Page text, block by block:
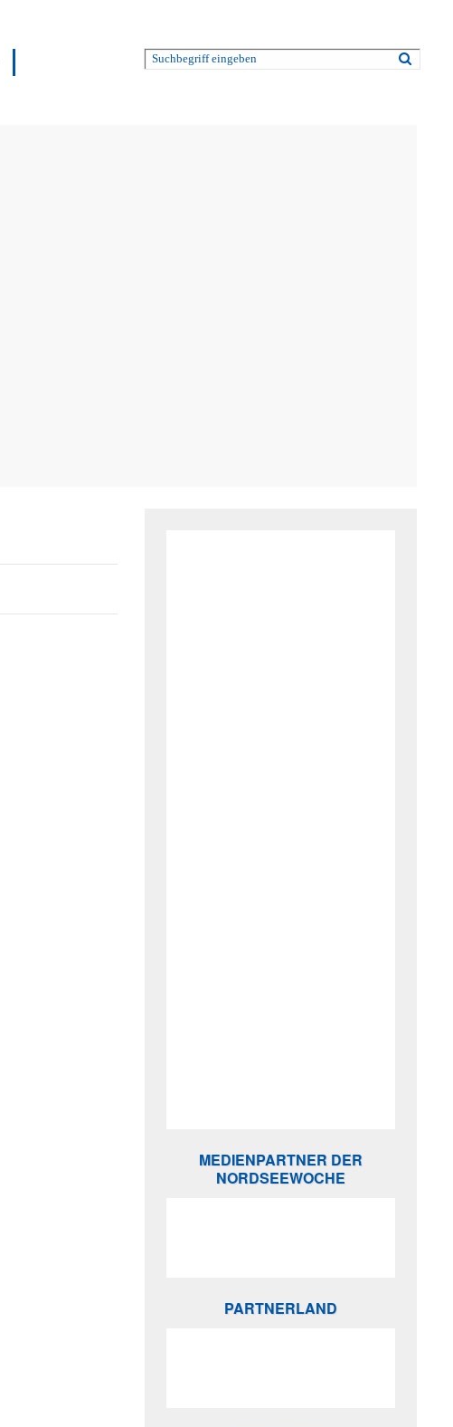
MEDIENPARTNER DER
NORDSEEWOCHE
PARTNERLAND